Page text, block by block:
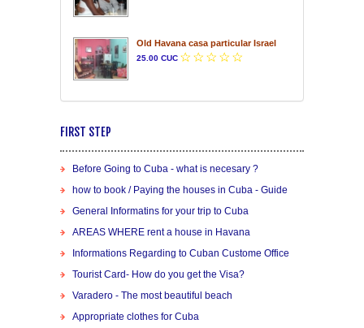
Old Havana casa particular Israel
25.00 CUC
FIRST STEP
Before Going to Cuba - what is necesary ?
how to book / Paying the houses in Cuba - Guide
General Informatins for your trip to Cuba
AREAS WHERE rent a house in Havana
Informations Regarding to Cuban Custome Office
Tourist Card- How do you get the Visa?
Varadero - The most beautiful beach
Appropriate clothes for Cuba